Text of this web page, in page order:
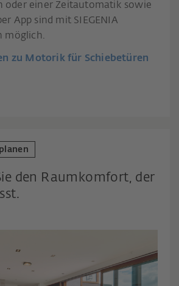
oder einer Zeitautomatik sowie
App sind mit SIEGENIA
möglich.
zu Motorik für Schiebetüren
den Raumkomfort, der